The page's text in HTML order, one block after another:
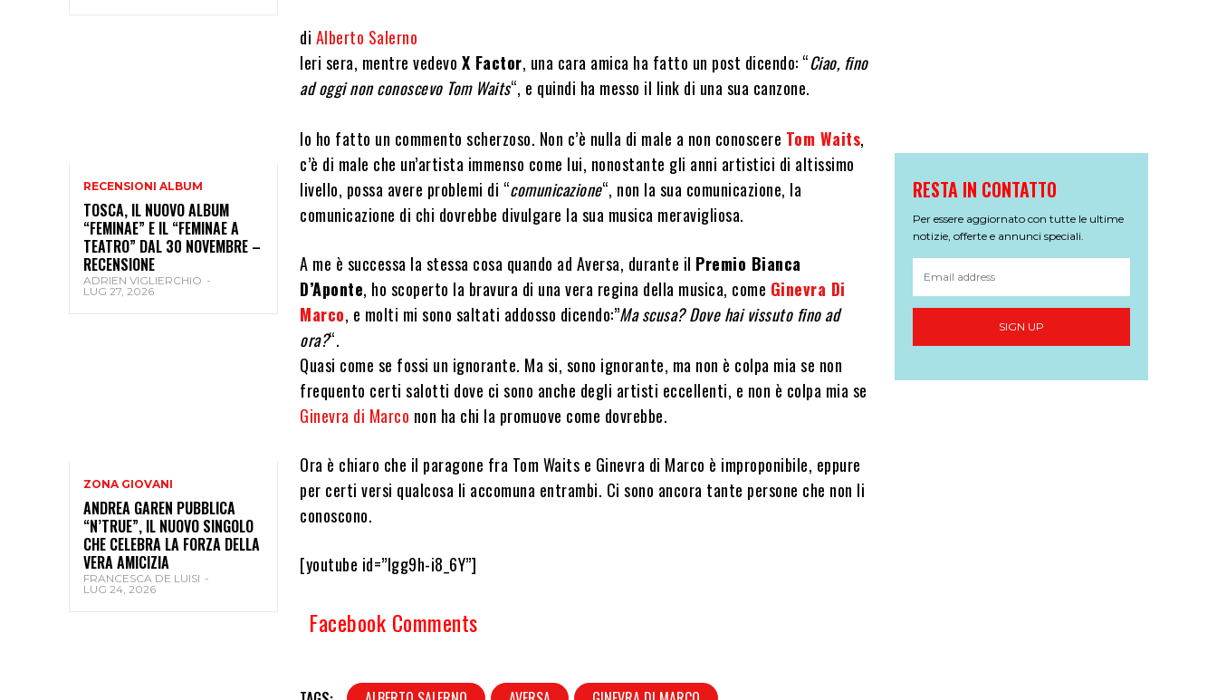
RECENSIONI ALBUM
TOSCA, IL NUOVO ALBUM
“FEMINAE” E IL “FEMINAE A
TEATRO” DAL 30 NOVEMBRE –
RECENSIONE
ADRIEN VIGLIERCHIO -
LUG 27, 2026
ZONA GIOVANI
ANDREA GAREN PUBBLICA
“N’TRUE”, IL NUOVO SINGOLO
CHE CELEBRA LA FORZA DELLA
VERA AMICIZIA
FRANCESCA DE LUISI -
LUG 24, 2026
di Alberto Salerno
Ieri sera, mentre vedevo X Factor, una cara amica ha fatto un post dicendo: “Ciao, fino
ad oggi non conoscevo Tom Waits“, e quindi ha messo il link di una sua canzone.
Io ho fatto un commento scherzoso. Non c’è nulla di male a non conoscere Tom Waits,
c’è di male che un’artista immenso come lui, nonostante gli anni artistici di altissimo
livello, possa avere problemi di “comunicazione“, non la sua comunicazione, la
comunicazione di chi dovrebbe divulgare la sua musica meravigliosa.
A me è successa la stessa cosa quando ad Aversa, durante il Premio Bianca
D’Aponte, ho scoperto la bravura di una vera regina della musica, come Ginevra Di
Marco, e molti mi sono saltati addosso dicendo:”Ma scusa? Dove hai vissuto fino ad
ora?“.
Quasi come se fossi un ignorante. Ma si, sono ignorante, ma non è colpa mia se non
frequento certi salotti dove ci sono anche degli artisti eccellenti, e non è colpa mia se
Ginevra di Marco non ha chi la promuove come dovrebbe.
Ora è chiaro che il paragone fra Tom Waits e Ginevra di Marco è improponibile, eppure
per certi versi qualcosa li accomuna entrambi. Ci sono ancora tante persone che non li
conoscono.
[youtube id=”Igg9h-i8_6Y”]
Facebook Comments
RESTA IN CONTATTO
Per essere aggiornato con tutte le ultime
notizie, offerte e annunci speciali.
SIGN UP